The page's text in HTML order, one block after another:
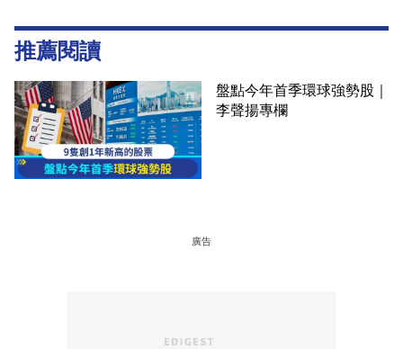
推薦閱讀
盤點今年首季環球強勢股｜
李聲揚專欄
廣告